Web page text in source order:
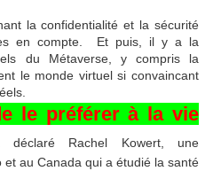
la confidentialité et la sécurité
en compte. Et puis, il y a la
du Métaverse, y compris la
le monde virtuel si convaincant
le préférer à la vie
déclaré Rachel Kowert, une
au Canada qui a étudié la santé